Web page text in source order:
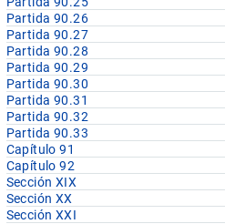
pantallas de proyección.
automática de películas
Partida 90.26
Partida 90.27
Partida 90.28
Partida 90.29
Partida 90.30
Partida 90.31
Partida 90.32
Partida 90.33
Capítulo 91
Capítulo 92
Sección XIX
Sección XX
Sección XXI